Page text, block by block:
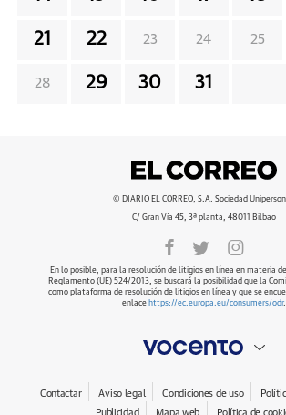
21 22 23 24 25
28 29 30 31
© DIARIO EL CORREO, S.A. Sociedad
C/ Gran Vía 45, 3ª planta, 48011 Bilbao
En lo posible, para la resolución de litigios en línea en materia
Reglamento (UE) 524/2013, se buscará la posibilidad que la
como plataforma de resolución de litigios en línea y que se
enlace https://ec.europa.eu/consumers/odr.
Contactar Aviso legal Condiciones de uso
Publicidad
Mapa web Política de